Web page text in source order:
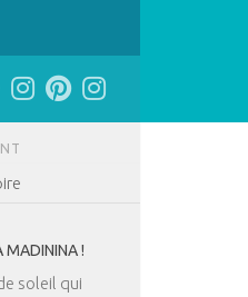
MADININA !
soleil qui